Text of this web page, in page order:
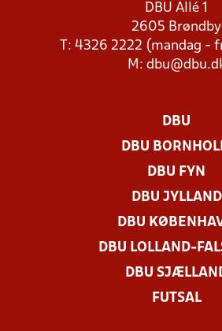
DBU Allé 1
2605 Brøndby
T: 4326 2222 (mandag -
M:
DBU
DBU
DBU FYN
DBU JYLLAND
DBU
DBU LOLLAND-
DBU
FUTSAL